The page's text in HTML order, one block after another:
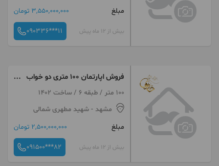
مبلغ
3,550,000,000 تومان
بیش از 12 ماه پیش 090336***11
فروش اپارتمان 100 متری دو خواب
کوی امیرالمومنین
100 متر / طبقه 6 / ساخت 1402
مشهد - شهید مطهری شمالی
مبلغ
2,500,000,000 تومان
بیش از 12 ماه پیش 091500***82